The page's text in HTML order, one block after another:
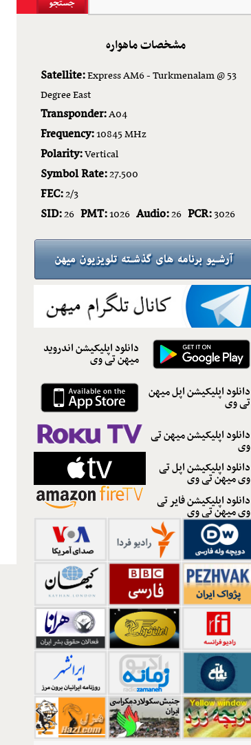
مشخصات ماهواره
Satellite:Express AM6 - Turkmenalam @ 53
Degree East
Transponder:A04
Frequency:10845 MHz
Polarity:Vertical
Symbol Rate:27.500
FEC:2/3
SID:26 PMT:1026 Audio:26 PCR:3026
دانلود اپلیکیشن اندروید
میهن تی وی
دانلود اپلیکیشن اپل میهن
تی وی
دانلود اپلیکیشن میهن تی
وی
دانلود اپلیکیشن اپل تی
وی میهن تی وی
دانلود اپلیکیشن فایر تی
وی میهن تی وی